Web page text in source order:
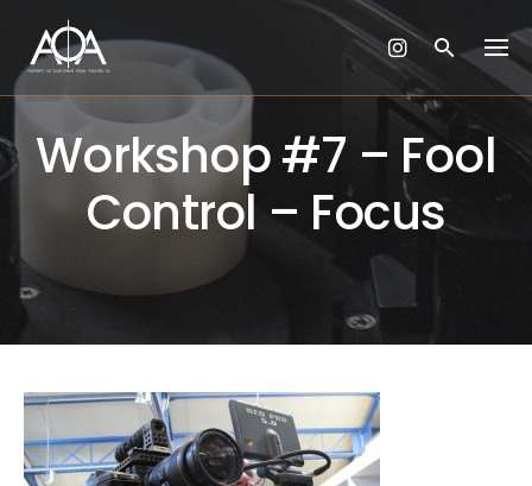
content
Workshop #7 – Fool
Control – Focus